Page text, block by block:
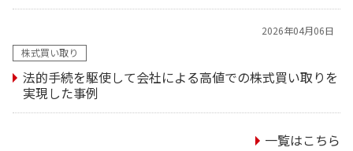
2026年04月06日
株式買い取り
法的手続を駆使して会社による高値での株式買い取りを
実現した事例
一覧はこちら